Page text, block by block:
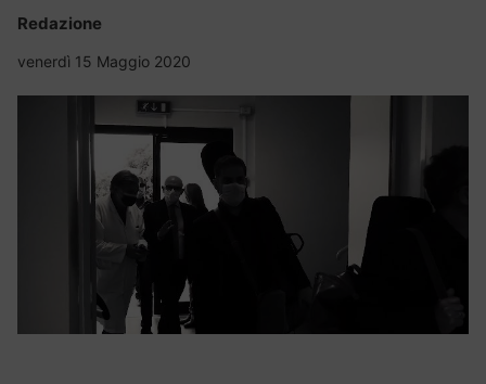
Redazione
venerdì 15 Maggio 2020